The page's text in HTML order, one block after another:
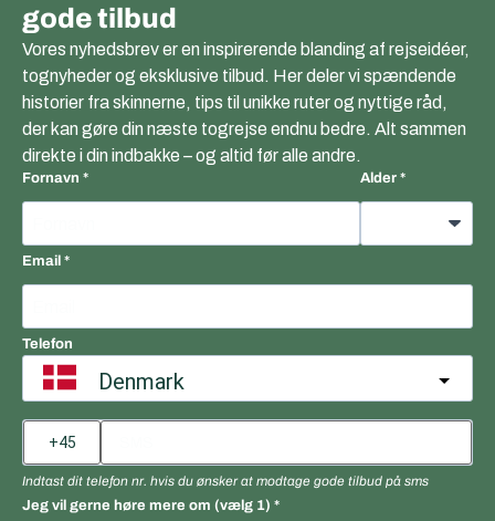
gode tilbud
Vores nyhedsbrev er en inspirerende blanding af rejseidéer,
tognyheder og eksklusive tilbud. Her deler vi spændende
historier fra skinnerne, tips til unikke ruter og nyttige råd,
der kan gøre din næste togrejse endnu bedre. Alt sammen
direkte i din indbakke – og altid før alle andre.
Fornavn Alder
Email
Telefon
Denmark
Indtast dit telefon nr. hvis du ønsker at modtage gode tilbud på sms
Jeg vil gerne høre mere om (vælg 1)